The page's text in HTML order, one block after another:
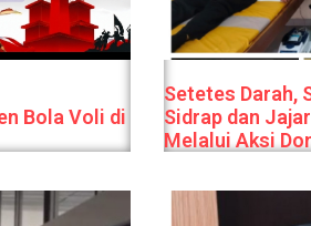
Bola Voli di
Setetes Darah,
Sidrap dan
Melalui Aksi